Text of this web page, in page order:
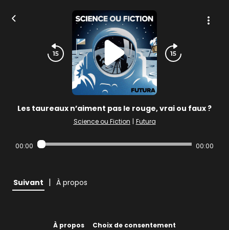
Les taureaux n’aiment pas le rouge, vrai ou faux ?
Science ou Fiction | Futura
00:00 00:00
Suivant | À propos
À propos Choix de consentement